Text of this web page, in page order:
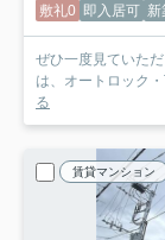
敷礼0 即入居可 新
ぜひ一度見ていた
は、オートロック
る
賃貸マンション